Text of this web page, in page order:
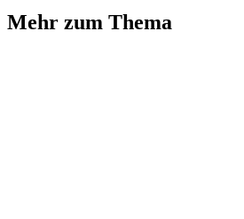
Mehr zum Thema